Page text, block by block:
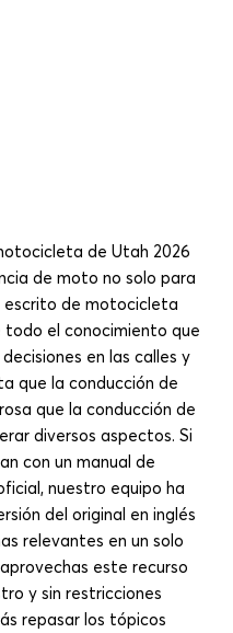
de Utah 2026
de moto no solo para
escrito de motocicleta
el conocimiento que
en las calles y
que la conducción de
que la conducción de
diversos aspectos. Si
con un manual de
nuestro equipo ha
del original en inglés
relevantes en un solo
este recurso
y sin restricciones
repasar los tópicos